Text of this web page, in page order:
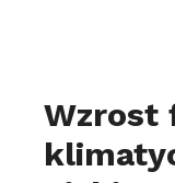
Wzrost